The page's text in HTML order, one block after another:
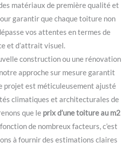
matériaux de première qualité et
garantir que chaque toiture non
vos attentes en termes de
et d’attrait visuel.
construction ou une rénovation
approche sur mesure garantit
projet est méticuleusement ajusté
climatiques et architecturales de
que le prix d’une toiture au m2
de nombreux facteurs, c’est
à fournir des estimations claires